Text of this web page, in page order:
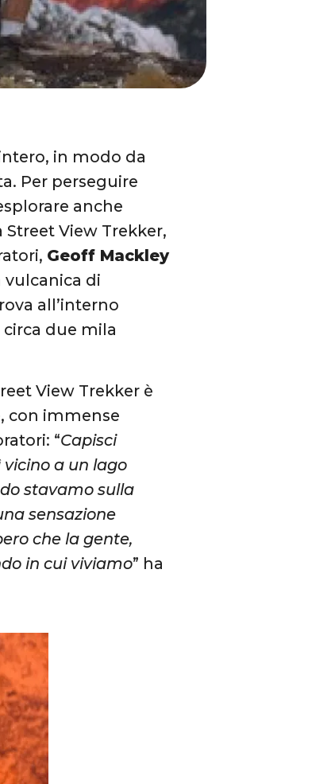
in modo da
Per perseguire
anche
View Trekker,
Geoff Mackley
vulcanica di
all’interno
circa due mila
View Trekker è
con immense
“Capisci
a un lago
stavamo sulla
sensazione
che la gente,
in cui viviamo” ha